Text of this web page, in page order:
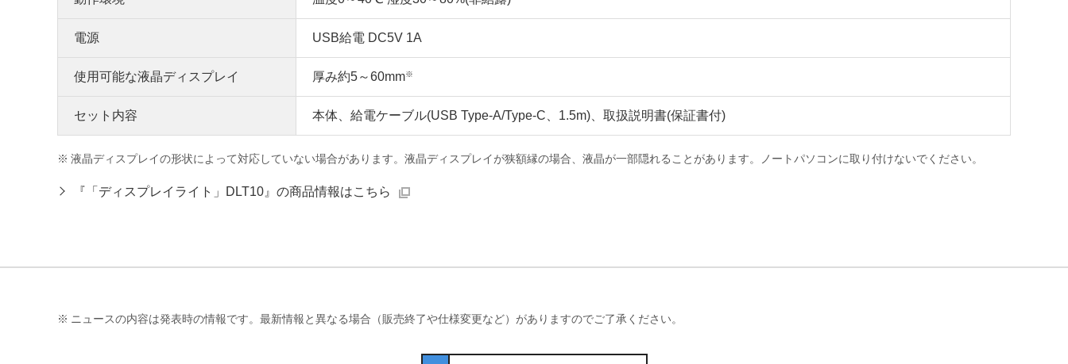
電源 USB給電 DC5V 1A
使用可能な液晶ディスプレイ 厚み約5～60mm※
セット内容 本体、給電ケーブル(USB Type-A/Type-C、1.5m)、取扱説明書(保証書付)
※ 液晶ディスプレイの形状によって対応していない場合があります。液晶ディスプレイが狭額縁の場合、液晶が一部隠れることがあります。ノートパソコンに取り付けないでください。
『「ディスプレイライト」DLT10』の商品情報はこちら
※ ニュースの内容は発表時の情報です。最新情報と異なる場合（販売終了や仕様変更など）がありますのでご了承ください。